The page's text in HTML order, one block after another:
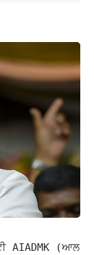
AIADMK (ਆਲ